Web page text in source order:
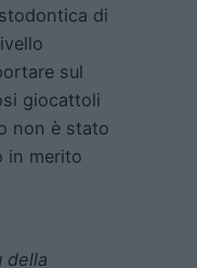
di
sul
giocattoli
non è stato
in merito
della